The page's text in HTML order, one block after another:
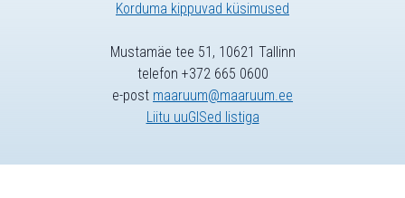
Korduma kippuvad küsimused
Mustamäe tee 51, 10621 Tallinn
telefon +372 665 0600
e-post maaruum@maaruum.ee
Liitu uuGISed listiga